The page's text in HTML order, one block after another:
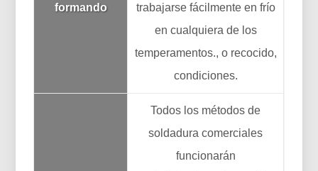
formando
trabajarse fácilmente en frío
en cualquiera de los
temperamentos., o recocido,
condiciones.
Todos los métodos de
soldadura comerciales
funcionarán